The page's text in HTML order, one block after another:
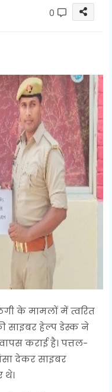
0
के मामलों में त्वरित
साइबर हेल्प डेस्क ने
कराई है। पत्तल-
देकर साइबर
थे।